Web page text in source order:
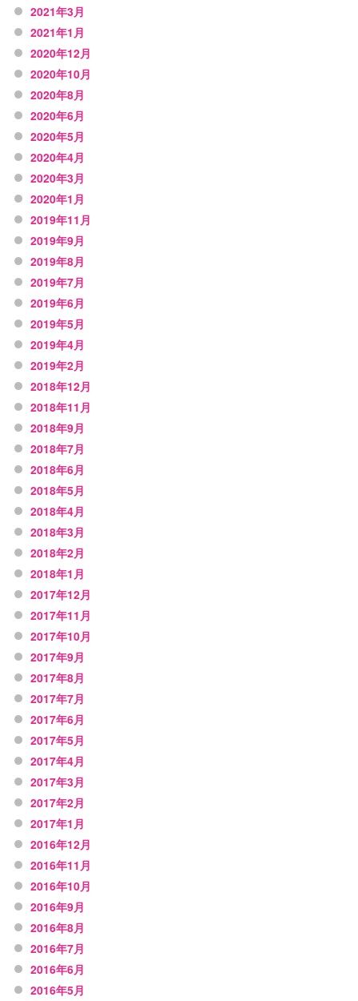
2021年3月
2021年1月
2020年12月
2020年10月
2020年8月
2020年6月
2020年5月
2020年4月
2020年3月
2020年1月
2019年11月
2019年9月
2019年8月
2019年7月
2019年6月
2019年5月
2019年4月
2019年2月
2018年12月
2018年11月
2018年9月
2018年7月
2018年6月
2018年5月
2018年4月
2018年3月
2018年2月
2018年1月
2017年12月
2017年11月
2017年10月
2017年9月
2017年8月
2017年7月
2017年6月
2017年5月
2017年4月
2017年3月
2017年2月
2017年1月
2016年12月
2016年11月
2016年10月
2016年9月
2016年8月
2016年7月
2016年6月
2016年5月